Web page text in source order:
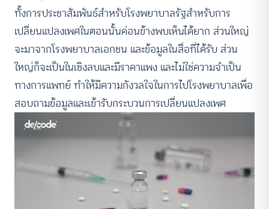
ทั้งการประชาสัมพันธ์สำหรับโรงพยาบาลรัฐสำหรับการ
เปลี่ยนแปลงเพศในตอนนั้นค่อนข้างพบเห็นได้ยาก ส่วนใหญ่
จะมาจากโรงพยาบาลเอกชน และข้อมูลในสื่อที่ได้รับ ส่วน
ใหญ่ก็จะเป็นในเชิงลบและมีราคาแพง และไม่ใช่ความจำเป็น
ทางการแพทย์ ทำให้มีความกังวลใจในการไปโรงพยาบาลเพื่อ
สอบถามข้อมูลและเข้ารับกระบวนการเปลี่ยนแปลงเพศ